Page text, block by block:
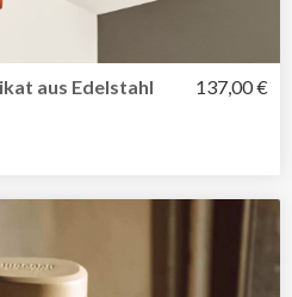
aus Edelstahl 137,00 €